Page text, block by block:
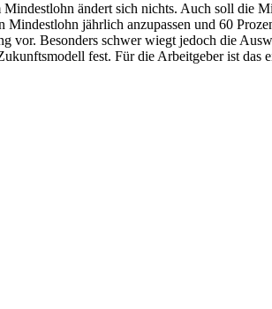
ändert sich nichts. Auch soll die
jährlich anzupassen und 60
vor. Besonders schwer wiegt jedoch die
fest. Für die Arbeitgeber ist das